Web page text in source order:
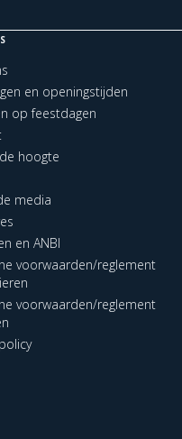
en openingstijden
op feestdagen
hoogte
media
en ANBI
voorwaarden/reglement
voorwaarden/reglement